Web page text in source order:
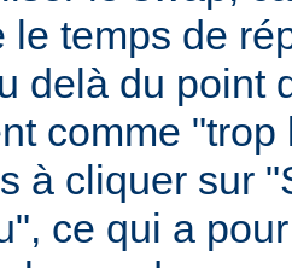
le temps de
delà du point
comme
à cliquer sur
ce qui a